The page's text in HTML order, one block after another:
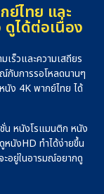
ย์ไทย และ
ได้ต่อเนื่อง
เร็วและความเสถียร
กับการรอโหลดนานๆ
นัง 4K พากย์ไทย ได้
น หนังโรแมนติก หนัง
นังHD ทำได้ง่ายขึ้น
ะอยู่ในอารมณ์อยากดู